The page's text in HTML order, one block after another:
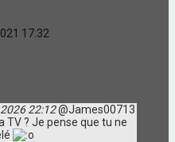
17:32
22:12@James00713
TV ? Je pense que tu ne